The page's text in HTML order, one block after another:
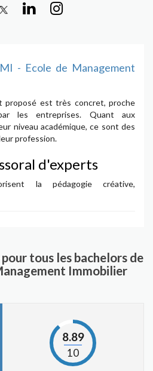
- Ecole de Management
proposé est très concret, proche
les entreprises. Quant aux
niveau académique, ce sont des
profession.
d'experts
la pédagogie créative,
et ouverte sur le monde.
de partenariats actifs pour
profiter des compétences de
Etudiants (BDE)
l’école à travers les multiples
qui permettent aux étudiants de
tous les bachelors de
Immobilier
8.89
10